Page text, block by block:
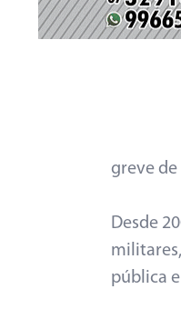
greve de
Desde
pública